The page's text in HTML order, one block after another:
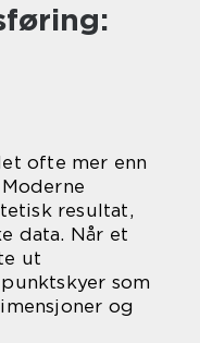
ofte mer enn
resultat,
data. Når et
ut
som
og